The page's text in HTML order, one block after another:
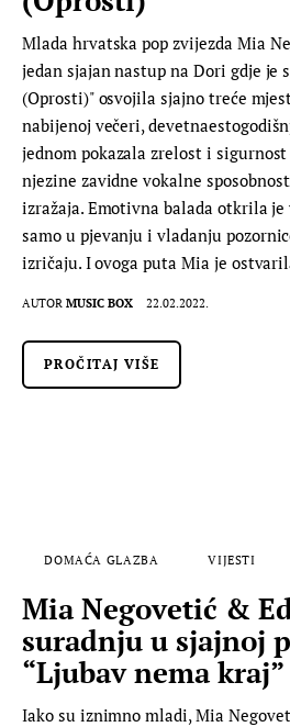
Mlada hrvatska pop zvijezda Mia
jedan sjajan nastup na Dori gdje je
(Oprosti)" osvojila sjajno treće
nabijenoj večeri,
jednom pokazala zrelost i
njezine zavidne vokalne
izražaja. Emotivna balada otkrila
samo u pjevanju i vladanju
izričaju. I ovoga puta Mia je
AUTOR MUSIC BOX 22.02.2022.
PROČITAJ VIŠE
DOMAĆA GLAZBA VIJESTI
Mia Negovetić &
suradnju u sjajnoj
“Ljubav nema kraj”
Iako su iznimno mladi, Mia